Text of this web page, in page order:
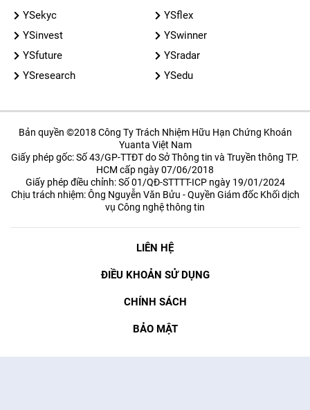
YSekyc
YSflex
YSinvest
YSwinner
YSfuture
YSradar
YSresearch
YSedu
Bản quyền ©2018 Công Ty Trách Nhiệm Hữu Hạn Chứng Khoán
Yuanta Việt Nam
Giấy phép gốc: Số 43/GP-TTĐT do Sở Thông tin và Truyền thông TP.
HCM cấp ngày 07/06/2018
Giấy phép điều chỉnh: Số 01/QĐ-STTTT-ICP ngày 19/01/2024
Chịu trách nhiệm: Ông Nguyễn Văn Bửu - Quyền Giám đốc Khối dịch
vụ Công nghệ thông tin
LIÊN HỆ
ĐIỀU KHOẢN SỬ DỤNG
CHÍNH SÁCH
BẢO MẬT